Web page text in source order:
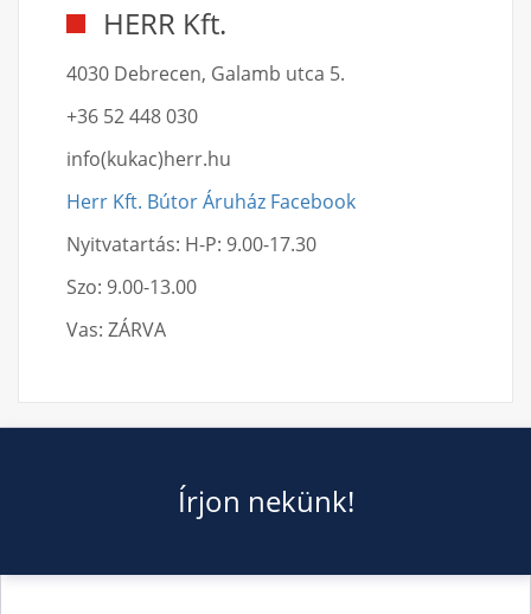
HERR Kft.
4030 Debrecen, Galamb utca 5.
+36 52 448 030
info(kukac)herr.hu
Herr Kft. Bútor Áruház Facebook
Nyitvatartás: H-P: 9.00-17.30
Szo: 9.00-13.00
Vas: ZÁRVA
Írjon nekünk!